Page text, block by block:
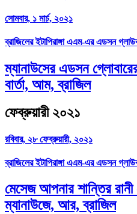
সোমবার, ১ মার্চ, ২০২১
ব্রাজিলের ইটাপিরাঙ্গা এএম-এর এডসন
ম্যানাউসের এডসন
বার্তা, আম, ব্রাজিল
ফেব্রুয়ারী ২০২১
রবিবার, ২৮ ফেব্রুয়ারী, ২০২১
ব্রাজিলের ইটাপিরাঙ্গা এএম-এর এডসন
মেসেজ আপনার শান্তির
ম্যানাউজে, আর, ব্রাজিল